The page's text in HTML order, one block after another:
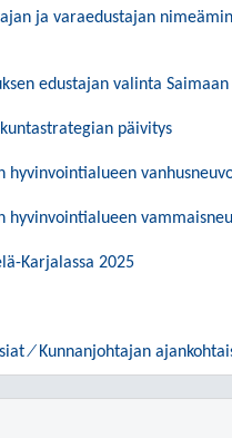
ja varaedustajan
edustajan valinta
päivitys
hyvinvointialueen
hyvinvointialueen
Karjalassa 2025
⁄ Kunnanjohtajan